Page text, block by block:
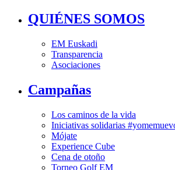
QUIÉNES SOMOS
EM Euskadi
Transparencia
Asociaciones
Campañas
Los caminos de la vida
Iniciativas solidarias
Mójate
Experience Cube
Cena de otoño
Torneo Golf EM